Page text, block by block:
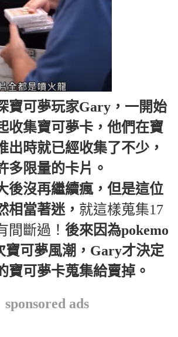
寶可夢玩家Gary，一開始
收集寶可夢卡，他們在寶
出時就已經收集了不少，
多限量的卡片。
後沒再繼續瘋，但是這位
相當著迷， 就這樣蒐集17
間斷過！ 後來因為pokemo
寶可夢風潮，Gary才決定
寶可夢卡蒐集給賣掉。
sponsored ads